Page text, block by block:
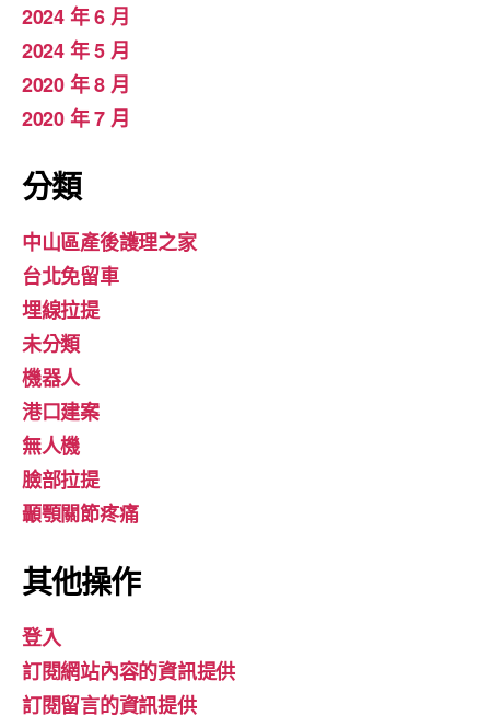
2024 年 6 月
2024 年 5 月
2020 年 8 月
2020 年 7 月
分類
中山區產後護理之家
台北免留車
埋線拉提
未分類
機器人
港口建案
無人機
臉部拉提
顳顎關節疼痛
其他操作
登入
訂閱網站內容的資訊提供
訂閱留言的資訊提供